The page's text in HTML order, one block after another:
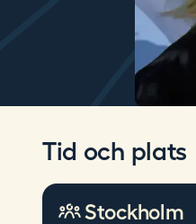
Tid och plats
Stockholm